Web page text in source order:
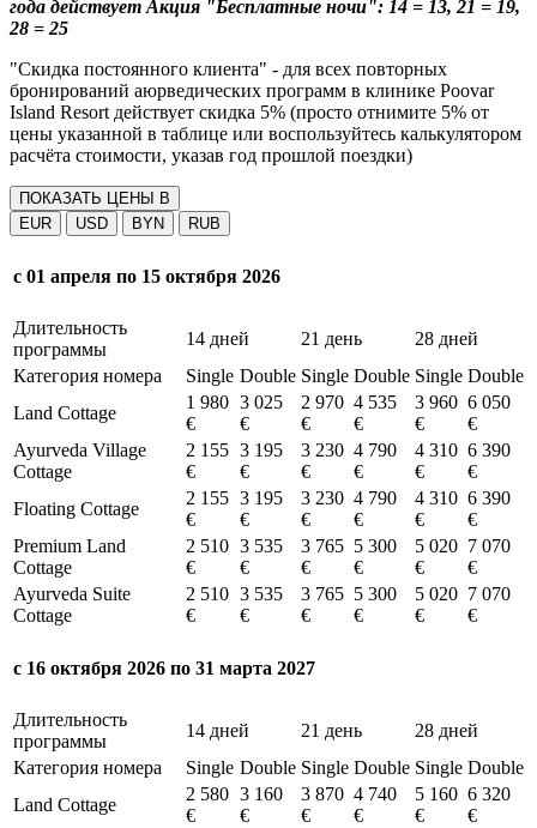
года действует Акция "Бесплатные ночи": 14 = 13, 21 = 19,
28 = 25
"Скидка постоянного клиента" - для всех повторных
бронирований аюрведических программ в клинике Poovar
Island Resort действует скидка 5% (просто отнимите 5% от
цены указанной в таблице или воспользуйтесь калькулятором
расчёта стоимости, указав год прошлой поездки)
ПОКАЗАТЬ ЦЕНЫ В
EUR
USD BYN RUB
с 01 апреля по 15 октября 2026
Длительность
программы
14 дней 21 день
28 дней
Категория номера
Single Double Single Double Single Double
Land Cottage
1 980
€
3 025
€
2 970
€
4 535
€
3 960
€
6 050
€
Ayurveda Village
Cottage
2 155
€
3 195
€
3 230
€
4 790
€
4 310
€
6 390
€
Floating Cottage
2 155
€
3 195
€
3 230
€
4 790
€
4 310
€
6 390
€
Premium Land
Cottage
2 510
€
3 535
€
3 765
€
5 300
€
5 020
€
7 070
€
Ayurveda Suite
Cottage
2 510
€
3 535
€
3 765
€
5 300
€
5 020
€
7 070
€
с 16 октября 2026 по 31 марта 2027
Длительность
программы
14 дней 21 день
28 дней
Категория номера
Single Double Single Double Single Double
Land Cottage
2 580
€
3 160
€
3 870
€
4 740
€
5 160
€
6 320
€